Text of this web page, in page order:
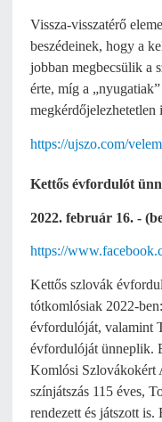
Vissza-visszatérő
beszédeinek, hogy a
jobban megbecsülik a
érte, míg a
megkérdőjelezhetetlen
https://ujszo.com/
Kettős évfordulót
2022. február 16. -
https://
Kettős szlovák
tótkomlósiak 2022-
évfordulóját, valamint
évfordulóját ünneplik.
Komlósi Szlovákokért
színjátszás 115 éves,
rendezett és játszott